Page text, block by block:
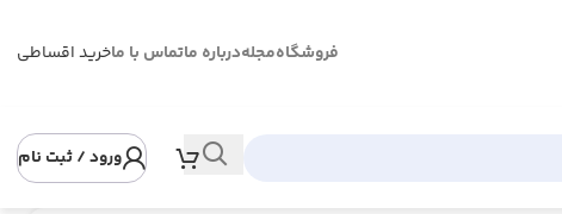
فروشگاهمجلهدرباره ماتماس با ماخرید اقساطی
ورود / ثبت نام